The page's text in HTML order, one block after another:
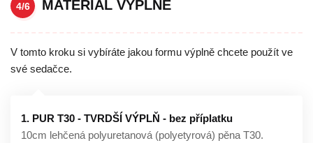
4/6 MATERIÁL VÝPLNĚ
V tomto kroku si vybíráte jakou formu výplně chcete použít ve
své sedačce.
1. PUR T30 - TVRDŠÍ VÝPLŇ - bez příplatku
10cm lehčená polyuretanová (polyetyrová) pěna T30.